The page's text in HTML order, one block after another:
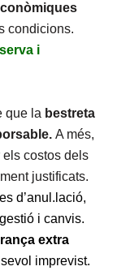
condicions.
i
que la bestreta
A més,
costos dels
justificats.
d’anul.lació,
i canvis.
extra
imprevist.